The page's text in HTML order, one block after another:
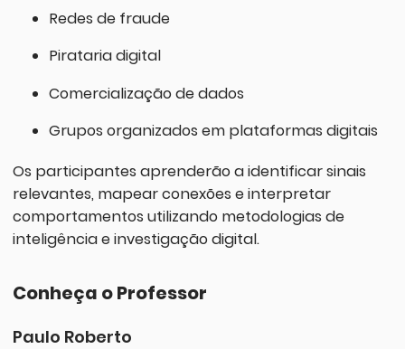
Redes de fraude
Pirataria digital
Comercialização de dados
Grupos organizados em plataformas digitais
Os participantes aprenderão a identificar sinais
relevantes, mapear conexões e interpretar
comportamentos utilizando metodologias de
inteligência e investigação digital.
Conheça o Professor
Paulo Roberto